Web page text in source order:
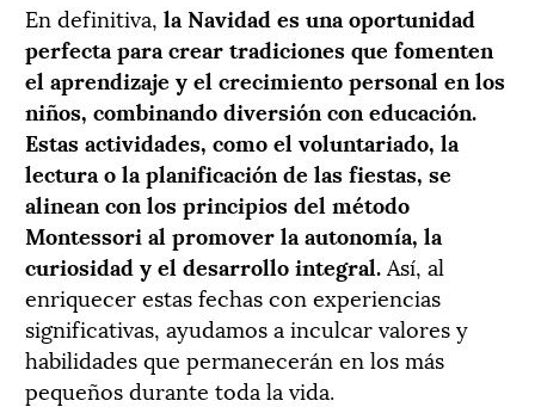
En definitiva, la Navidad es una oportunidad
perfecta para crear tradiciones que fomenten
el aprendizaje y el crecimiento personal en los
niños, combinando diversión con educación.
Estas actividades, como el voluntariado, la
lectura o la planificación de las fiestas, se
alinean con los principios del método
Montessori al promover la autonomía, la
curiosidad y el desarrollo integral.Así, al
enriquecer estas fechas con experiencias
significativas, ayudamos a inculcar valores y
habilidades que permanecerán en los más
pequeños durante toda la vida.